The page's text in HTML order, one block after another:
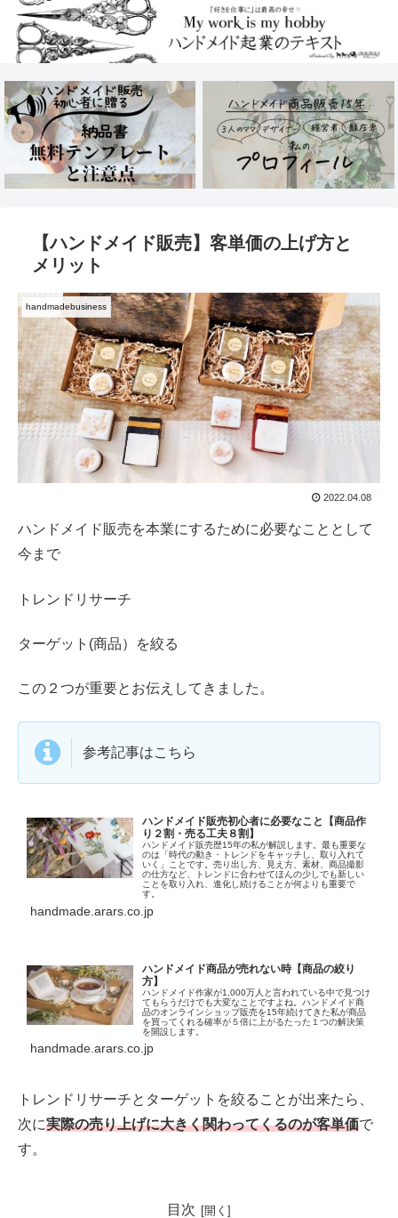
【ハンドメイド販売】客単価の上げ方と
メリット
handmadebusiness
2022.04.08
ハンドメイド販売を本業にするために必要なこととして
今まで
トレンドリサーチ
ターゲット(商品）を絞る
この２つが重要とお伝えしてきました。
参考記事はこちら
ハンドメイド販売初心者に必要なこと【商品作
り２割・売る工夫８割】
ハンドメイド販売歴15年の私が解説します。最も重要な
のは「時代の動き・トレンドをキャッチし、取り入れて
いく」ことです。売り出し方、見え方、素材、商品撮影
の仕方など、トレンドに合わせてほんの少しでも新しい
ことを取り入れ、進化し続けることが何よりも重要で
す。
handmade.arars.co.jp
ハンドメイド商品が売れない時【商品の絞り
方】
ハンドメイド作家が1,000万人と言われている中で見つけ
てもらうだけでも大変なことですよね。ハンドメイド商
品のオンラインショップ販売を15年続けてきた私が商品
を買ってくれる確率が５倍に上がるたった１つの解決策
を開設します。
handmade.arars.co.jp
トレンドリサーチとターゲットを絞ることが出来たら、
次に実際の売り上げに大きく関わってくるのが客単価で
す。
目次